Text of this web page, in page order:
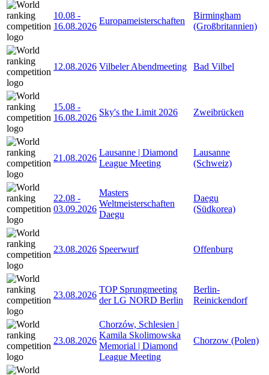
10.08 -
16.08.2026
Europameisterschaften
Birmingham
(Großbritannien)
12.08.2026 Vilbeler Abendmeeting Bad Vilbel
15.08 -
16.08.2026
Sky's the Limit 2026 Zweibrücken
21.08.2026
Lausanne | Diamond
League Meeting
Lausanne
(Schweiz)
22.08 -
03.09.2026
Masters
Weltmeisterschaften
Daegu
Daegu
(Südkorea)
23.08.2026 Speerwurf Offenburg
23.08.2026
TOP Sprungmeeting
der LG NORD Berlin
Berlin-
Reinickendorf
23.08.2026
Chorzów, Schlesien |
Kamila Skolimowska
Memorial | Diamond
League Meeting
Chorzow (Polen)